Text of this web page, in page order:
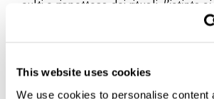
This website uses cookies
We use cookies to personalise content
culti e rispettosa dei rituali, l’istinto
: può spostarsi,
più, rigorosamente parlando, l’istinto,